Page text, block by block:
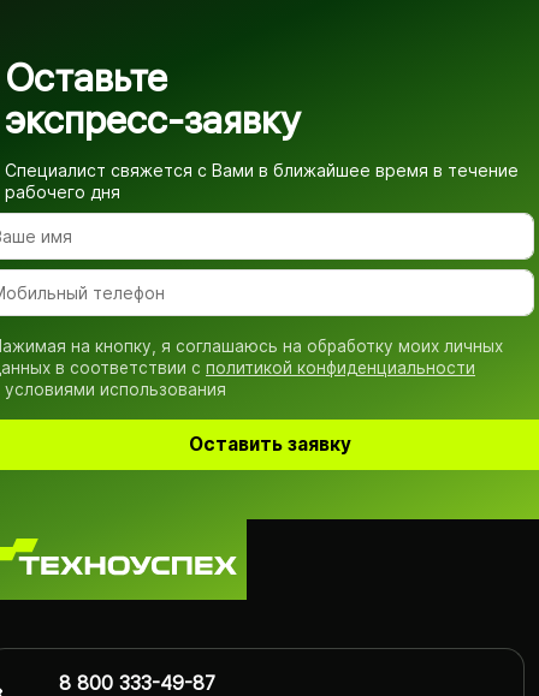
Оставьте
экспресс-заявку
Специалист свяжется с Вами в ближайшее время в течение
рабочего дня
на кнопку, я соглашаюсь на обработку моих личных
в соответствии с политикой конфиденциальности
условиями использования
Оставить заявку
8 800 333-49-87